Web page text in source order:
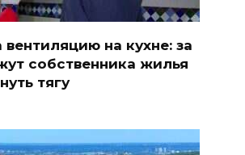
на кухне: за
собственника жилья
тягу